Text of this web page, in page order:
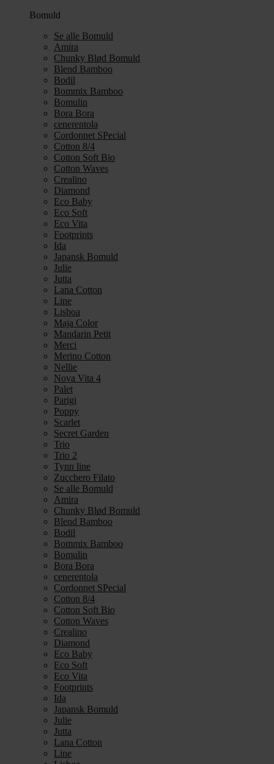
Bomuld
Se alle Bomuld
Amira
Chunky Blød Bomuld
Blend Bamboo
Bodil
Bommix Bamboo
Bomulin
Bora Bora
cenerentola
Cordonnet SPecial
Cotton 8/4
Cotton Soft Bio
Cotton Waves
Crealino
Diamond
Eco Baby
Eco Soft
Eco Vita
Footprints
Ida
Japansk Bomuld
Julie
Jutta
Lana Cotton
Line
Lisboa
Maja Color
Mandarin Petit
Merci
Merino Cotton
Nellie
Nova Vita 4
Palet
Parigi
Poppy
Scarlet
Secret Garden
Trio
Trio 2
Tynn line
Zucchero Filato
Se alle Bomuld
Amira
Chunky Blød Bomuld
Blend Bamboo
Bodil
Bommix Bamboo
Bomulin
Bora Bora
cenerentola
Cordonnet SPecial
Cotton 8/4
Cotton Soft Bio
Cotton Waves
Crealino
Diamond
Eco Baby
Eco Soft
Eco Vita
Footprints
Ida
Japansk Bomuld
Julie
Jutta
Lana Cotton
Line